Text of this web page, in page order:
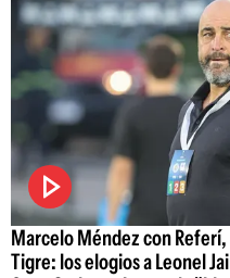
Marcelo Méndez con
Tigre: los elogios a Leonel